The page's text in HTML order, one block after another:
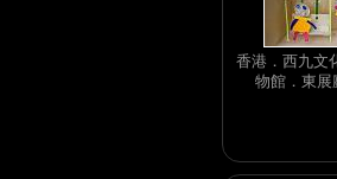
香港．西九文
物館．東展